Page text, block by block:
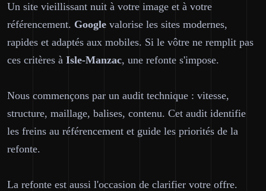
Un site vieillissant nuit à votre image et à votre
référencement. Google valorise les sites modernes,
rapides et adaptés aux mobiles. Si le vôtre ne remplit pas
ces critères à Isle-Manzac, une refonte s'impose.
Nous commençons par un audit technique : vitesse,
structure, maillage, balises, contenu. Cet audit identifie
les freins au référencement et guide les priorités de la
refonte.
La refonte est aussi l'occasion de clarifier votre offre.